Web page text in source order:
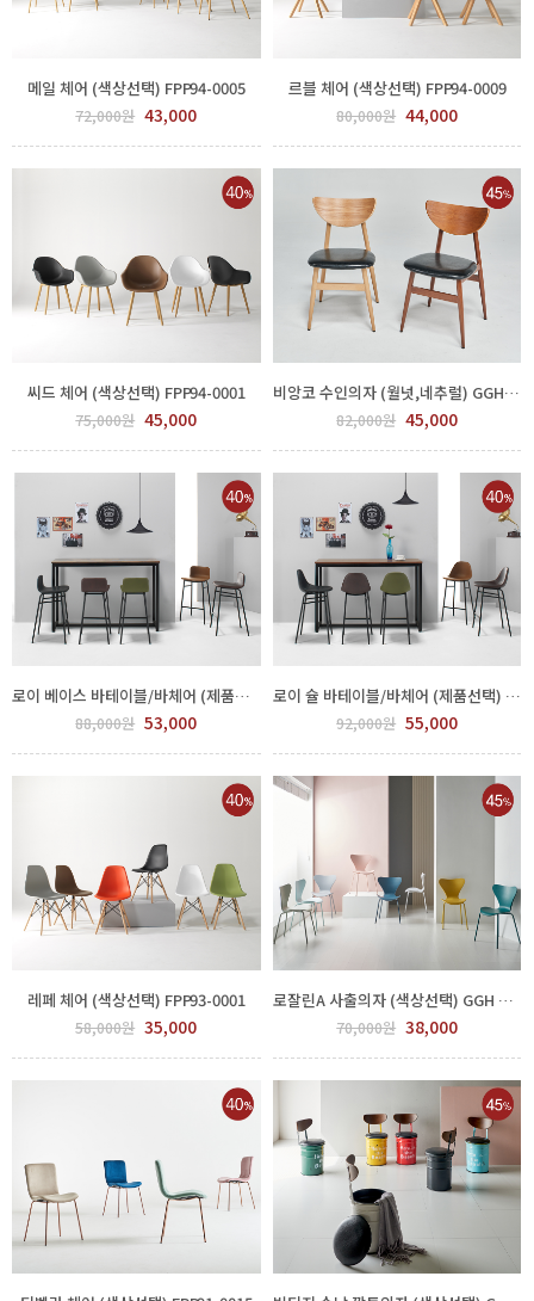
메일 체어 (색상선택) FPP94-0005
72,000원 43,000
르블 체어 (색상선택) FPP94-0009
80,000원 44,000
씨드 체어 (색상선택) FPP94-0001
75,000원 45,000
비앙코 수인의자 (월넛,네추럴) GGH 550-361
82,000원 45,000
로이 베이스 바테이블/바체어 (제품선택) FPP117-0006
88,000원 53,000
로이 슐 바테이블/바체어 (제품선택) FPP117-0002
92,000원 55,000
레페 체어 (색상선택) FPP93-0001
58,000원 35,000
로잘린A 사출의자 (색상선택) GGH 550-352
70,000원 38,000